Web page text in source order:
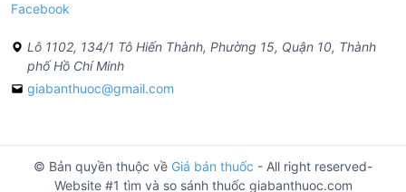
Facebook
Lô 1102, 134/1 Tô Hiến Thành, Phường 15, Quận 10, Thành
phố Hồ Chí Minh
giabanthuoc@gmail.com
© Bản quyền thuộc về Giá bán thuốc - All right reserved-
Website #1 tìm và so sánh thuốc giabanthuoc.com